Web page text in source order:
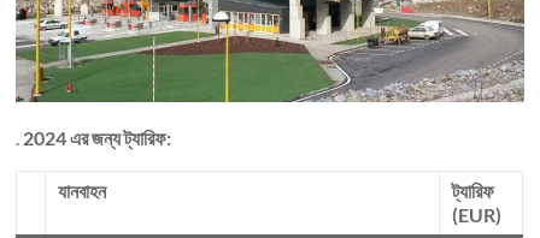
. 2024 এর জন্য ট্যারিফ:
যানবাহন
ট্যারিফ
(EUR)